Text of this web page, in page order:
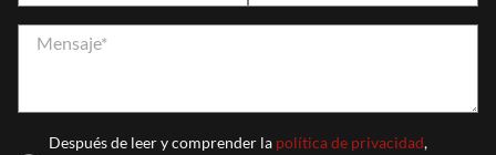
Después de leer y comprender la política de privacidad,